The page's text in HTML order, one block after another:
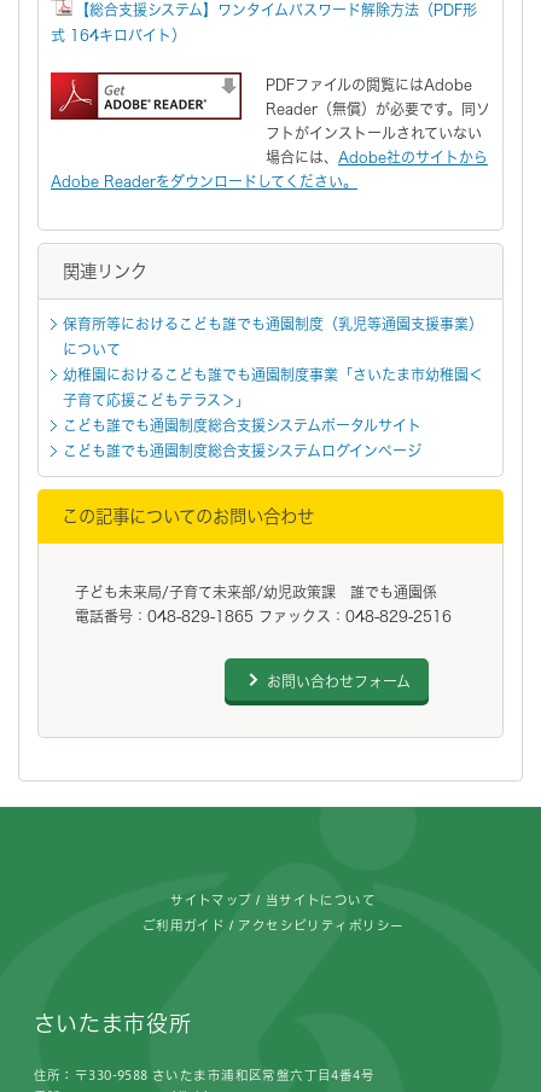
【総合支援システム】ワンタイムパスワード解除方法（PDF形
式 164キロバイト）
PDFファイルの閲覧にはAdobe
Reader（無償）が必要です。同ソ
フトがインストールされていない
場合には、 Adobe社のサイトから
Adobe Readerをダウンロードしてください。
関連リンク
保育所等におけるこども誰でも通園制度（乳児等通園支援事業）
について
幼稚園におけるこども誰でも通園制度事業「さいたま市幼稚園＜
子育て応援こどもテラス＞」
こども誰でも通園制度総合支援システムポータルサイト
こども誰でも通園制度総合支援システムログインページ
この記事についてのお問い合わせ
子ども未来局/子育て未来部/幼児政策課 誰でも通園係
電話番号：048-829-1865 ファックス：048-829-2516
お問い合わせフォーム
サイトマップ 当サイトについて
ご利用ガイド アクセシビリティポリシー
さいたま市役所
住所：〒330-9588 さいたま市浦和区常盤六丁目4番4号